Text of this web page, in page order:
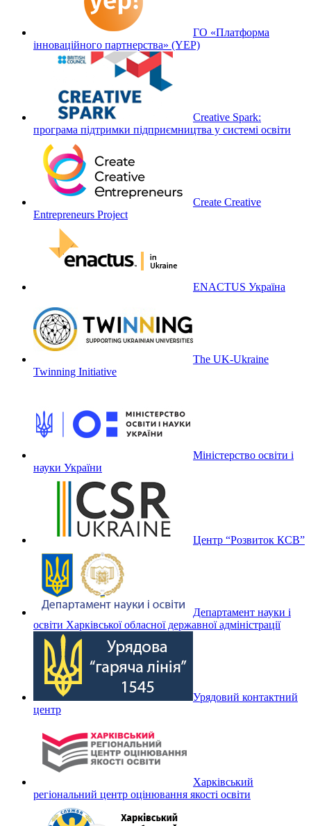
ГО «Платформа
інноваційного партнерства» (YEP)
Creative Spark:
програма підтримки підприємництва у системі освіти
Create Creative
Entrepreneurs Project
ENACTUS Україна
The UK-Ukraine
Twinning Initiative
Міністерство освіти і
науки України
Центр “Розвиток КСВ”
Департамент науки і
освіти Харківської обласної державної адміністрації
Урядовий контактний
центр
Харківський
регіональний центр оцінювання якості освіти